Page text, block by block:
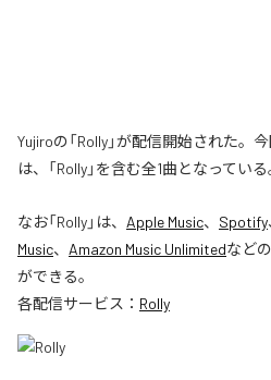
Yujiroの「Rolly」が配信開始された。
は、「Rolly」を含む全1曲となっている
なお「Rolly」は、 Apple Music、 Spotify
Music、 Amazon Music Unlimitedなど
ができる。
各配信サービス： Rolly